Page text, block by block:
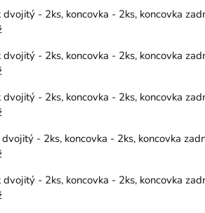
- 2ks, koncovka - 2ks, koncovka
- 2ks, koncovka - 2ks, koncovka
- 2ks, koncovka - 2ks, koncovka
- 2ks, koncovka - 2ks, koncovka
- 2ks, koncovka - 2ks, koncovka